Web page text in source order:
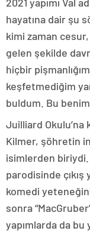
hayatına dair şu
kimi zaman
gelen şekilde
hiçbir
keşfetmediğim
buldum. Bu
Juilliard
Kilmer, şöhretin
isimlerden biriydi.
parodisinde çıkış
komedi
sonra
yapımlarda da bu